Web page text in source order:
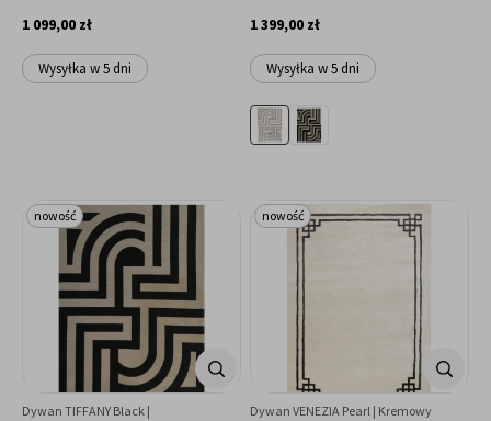
1 099,00 zł
Wysyłka w 5 dni
1 399,00 zł
Wysyłka w 5 dni
Dywan TIFFANY Black |
nowość
Dywan VENEZIA Pearl | Kremowy
nowość